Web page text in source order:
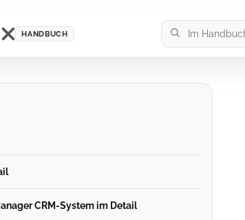
HANDBUCH
CRM-System im Detail